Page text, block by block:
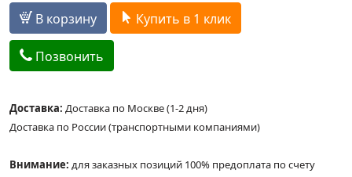
В корзину Купить в 1 клик
Позвонить
Доставка: Доставка по Москве (1-2 дня)
Доставка по России (транспортными компаниями)
Внимание: для заказных позиций 100% предоплата по счету